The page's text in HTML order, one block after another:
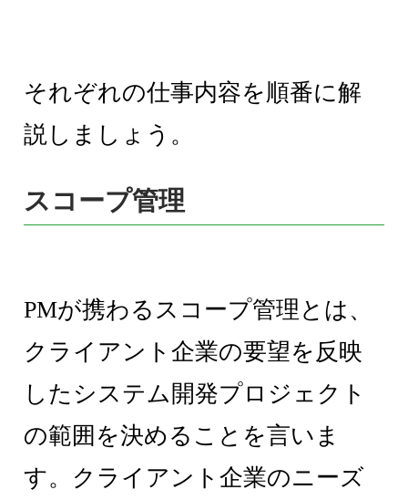
それぞれの仕事内容を順番に解
説しましょう。
スコープ管理
PMが携わるスコープ管理とは、
クライアント企業の要望を反映
したシステム開発プロジェクト
の範囲を決めることを言いま
す。クライアント企業のニーズ